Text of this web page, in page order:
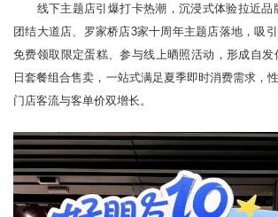
线下主题店引爆打卡热潮，沉浸式体验拉近品
团结大道店、罗家桥店3家十周年主题店落地，吸
免费领取限定蛋糕、参与线上晒照活动，形成自发
日套餐组合售卖，一站式满足夏季即时消费需求，
门店客流与客单价双增长。